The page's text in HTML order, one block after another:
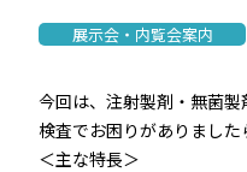
展示会・内覧会案内
今回は、注射製剤・無菌製
検査でお困りがありました
＜主な特長＞